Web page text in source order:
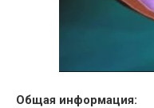
Общая информация: